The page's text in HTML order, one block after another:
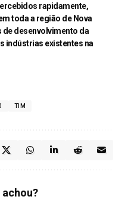
rapidamente,
toda a região de Nova
de desenvolvimento da
indústrias existentes na
TIM
achou?